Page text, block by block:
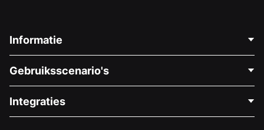
Informatie
Over Ons
Vacatures
Gebruiksscenario's
Medische Fondsenwerving
Integraties